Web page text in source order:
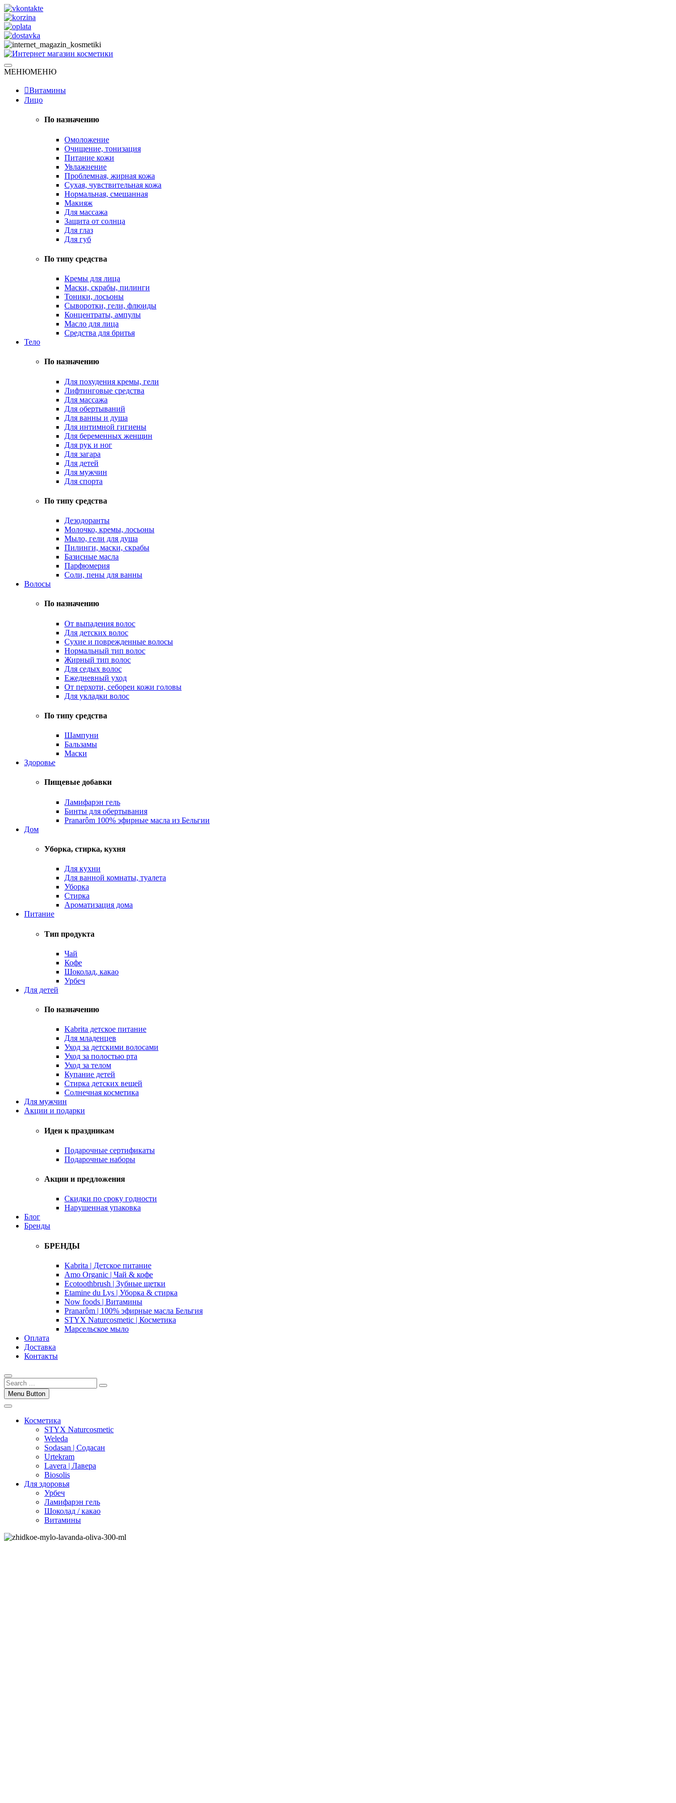
Skip
to
content
Интернет магазин косметики
Натуральная косметика
МЕНЮМЕНЮ
Витамины
Лицо
По назначению
Омоложение
Очищение, тонизация
Питание кожи
Увлажнение
Проблемная, жирная кожа
Сухая, чувствительная кожа
Нормальная, смешанная
Макияж
Для массажа
Защита от солнца
Для глаз
Для губ
По типу средства
Кремы для лица
Маски, скрабы, пилинги
Тоники, лосьоны
Сыворотки, гели, флюиды
Концентраты, ампулы
Масло для лица
Средства для бритья
Тело
По назначению
Для похудения кремы, гели
Лифтинговые средства
Для массажа
Для обертываний
Для ванны и душа
Для интимной гигиены
Для беременных женщин
Для рук и ног
Для загара
Для детей
Для мужчин
Для спорта
По типу средства
Дезодоранты
Молочко, кремы, лосьоны
Мыло, гели для душа
Пилинги, маски, скрабы
Базисные масла
Парфюмерия
Соли, пены для ванны
Волосы
По назначению
От выпадения волос
Для детских волос
Сухие и поврежденные волосы
Нормальный тип волос
Жирный тип волос
Для седых волос
Ежедневный уход
От перхоти, себореи кожи головы
Для укладки волос
По типу средства
Шампуни
Бальзамы
Маски
Здоровье
Пищевые добавки
Ламифарэн гель
Бинты для обертывания
Pranarôm 100% эфирные масла из Бельгии
Дом
Уборка, стирка, кухня
Для кухни
Для ванной комнаты, туалета
Уборка
Стирка
Ароматизация дома
Питание
Тип продукта
Чай
Кофе
Шоколад, какао
Урбеч
Для детей
По назначению
Kabrita детское питание
Для младенцев
Уход за детскими волосами
Уход за полостью рта
Уход за телом
Купание детей
Стирка детских вещей
Солнечная косметика
Для мужчин
Акции и подарки
Идеи к праздникам
Подарочные сертификаты
Подарочные наборы
Акции и предложения
Скидки по сроку годности
Нарушенная упаковка
Блог
Бренды
БРЕНДЫ
Kabrita | Детское питание
Amo Organic | Чай & кофе
Ecotoothbrush | Зубные щетки
Etamine du Lys | Уборка & стирка
Now foods | Витамины
Pranarôm | 100% эфирные масла Бельгия
STYX Naturcosmetic | Косметика
Марсельское мыло
Оплата
Доставка
Контакты
Menu Button
Косметика
STYX Naturcosmetic
Weleda
Sodasan | Содасан
Urtekram
Lavera | Лавера
Biosolis
Для здоровья
Урбеч
Ламифарэн гель
Шоколад / какао
Витамины